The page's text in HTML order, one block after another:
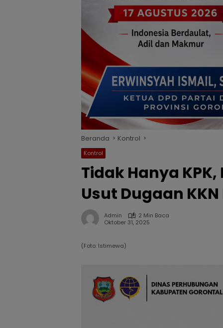
Beranda Kontrol
Kontrol
Tidak Hanya
Usut Dugaan
Admin
2 Min Baca
Oktober 31, 2025
(Foto: Istimewa)